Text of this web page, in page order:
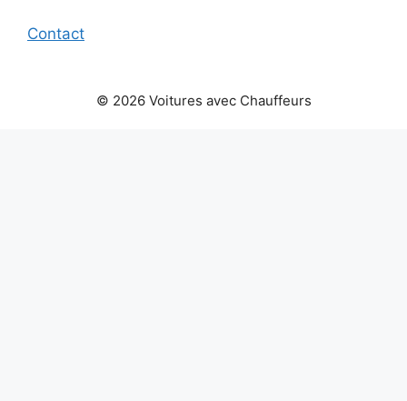
Contact
© 2026 Voitures avec Chauffeurs